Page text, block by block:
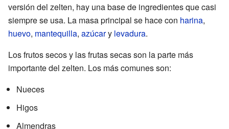
versión del zelten, hay una base de ingredientes que casi
siempre se usa. La masa principal se hace con harina,
huevo, mantequilla, azúcary levadura.
Los frutos secos y las frutas secas son la parte más
importante del zelten. Los más comunes son:
Nueces
Higos
Almendras